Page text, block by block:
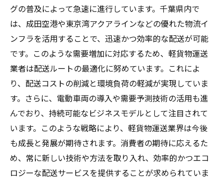
グの普及によって急速に進行しています。千葉県内で
は、成田空港や東京湾アクアラインなどの優れた物流イ
ンフラを活用することで、迅速かつ効率的な配送が可能
です。このような需要増加に対応するため、軽貨物運送
業者は配送ルートの最適化に努めています。これによ
り、配送コストの削減と環境負荷の軽減が実現していま
す。さらに、電動車両の導入や需要予測技術の活用も進
んでおり、持続可能なビジネスモデルとして注目されて
います。このような戦略により、軽貨物運送業界は今後
も成長と発展が期待されます。消費者の期待に応えるた
め、常に新しい技術や方法を取り入れ、効率的かつエコ
ロジーな配送サービスを提供することが求められていま